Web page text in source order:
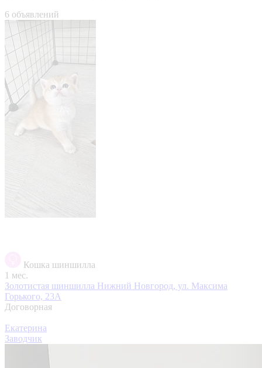
6 объявлений
Кошка шиншилла
1 мес.
Золотистая шиншилла Нижний Новгород, ул. Максима
Горького, 23А
Договорная
Екатерина
Заводчик